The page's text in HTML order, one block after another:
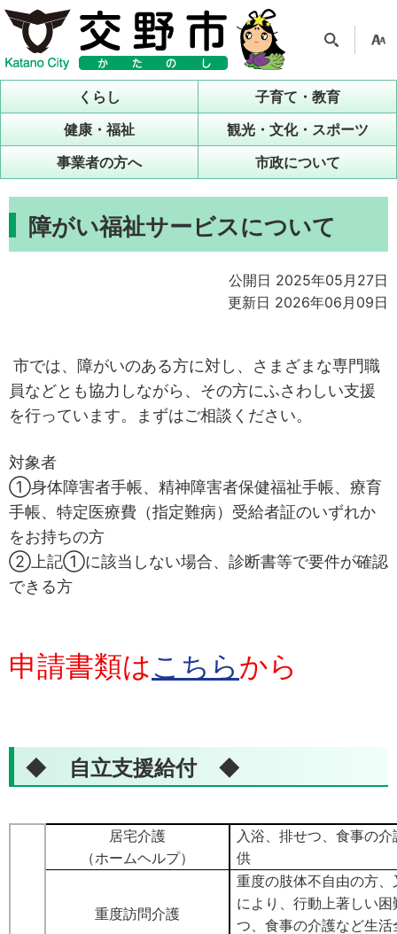
ル
くらし
子育て・教育
健康・福祉
観光・文化・スポーツ
事業者の方へ
市政について
障がい福祉サービスについて
公開日 2025年05月27日
更新日 2026年06月09日
市では、障がいのある方に対し、さまざまな専門職
員などとも協力しながら、その方にふさわしい支援
を行っています。まずはご相談ください。
対象者
①身体障害者手帳、精神障害者保健福祉手帳、療育
手帳、特定医療費（指定難病）受給者証のいずれか
をお持ちの方
②上記①に該当しない場合、診断書等で要件が確認
できる方
申請書類はこちらから
◆ 自立支援給付 ◆
居宅介護
（ホームヘルプ）
入浴、排せつ、食事の
供
重度訪問介護
重度の肢体不自由の方
により、行動上著しい
つ、食事の介護など生